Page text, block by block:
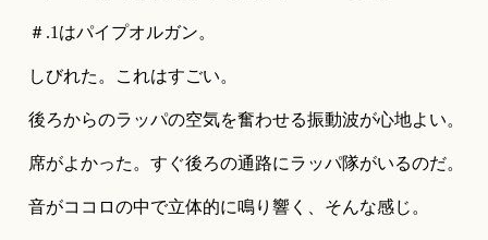
＃.1はパイプオルガン。
しびれた。これはすごい。
後ろからのラッパの空気を奮わせる振動波が心地よい。
席がよかった。すぐ後ろの通路にラッパ隊がいるのだ。
音がココロの中で立体的に鳴り響く、そんな感じ。